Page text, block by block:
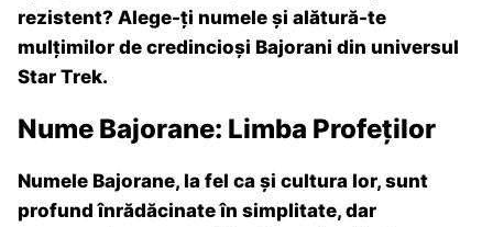
rezistent? Alege-ți numele și alătură-te
mulțimilor de credincioși Bajorani din universul
Star Trek.
Nume Bajorane: Limba Profeților
Numele Bajorane, la fel ca și cultura lor, sunt
profund înrădăcinate în simplitate, dar